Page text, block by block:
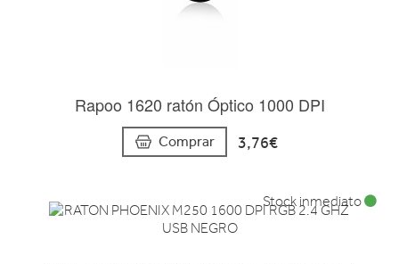
Rapoo 1620 ratón Óptico 1000 DPI
Comprar 3,76€
Stock inmediato